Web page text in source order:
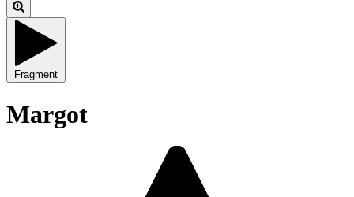
Fragment
Margot